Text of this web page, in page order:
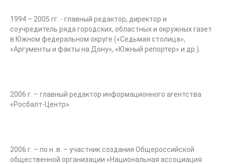
1994 – 2005 гг. - главный редактор, директор и
соучредитель ряда городских, областных и окружных газет
в Южном федеральном округе («Седьмая столица»,
«Аргументы и факты на Дону», «Южный репортер» и др.).
2006 г. – главный редактор информационного агентства
«Росбалт-Центр».
2006 г. – по н. в. – участник создания Общероссийской
общественной организации «Национальная ассоциация